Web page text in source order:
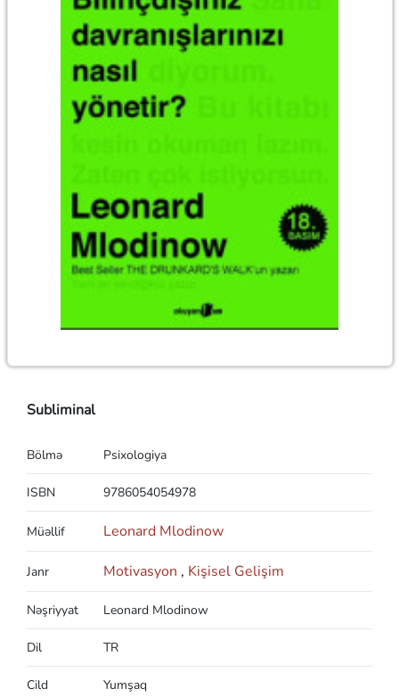
Subliminal
Bölmə Psixologiya
ISBN 9786054054978
Müəllif Leonard Mlodinow
Janr Motivasyon , Kişisel Gelişim
Nəşriyyat Leonard Mlodinow
Dil TR
Cild Yumşaq